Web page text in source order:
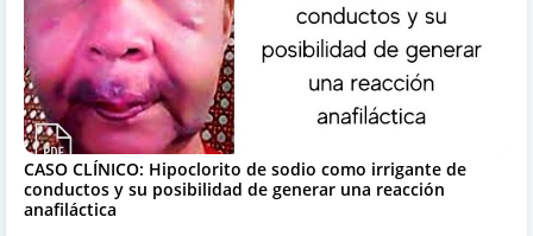
CASO CLÍNICO: Hipoclorito de sodio como irrigante de
conductos y su posibilidad de generar una reacción
anafiláctica